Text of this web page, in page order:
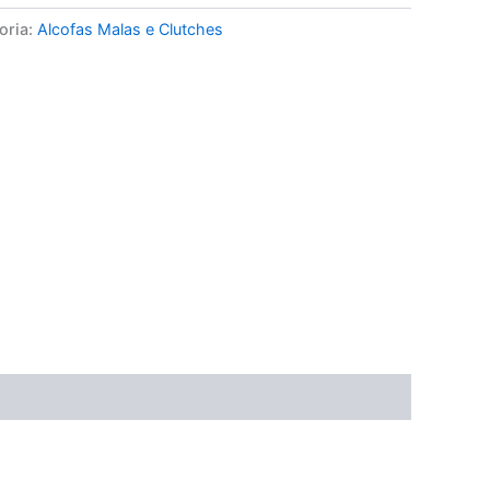
Alcofas Malas e Clutches